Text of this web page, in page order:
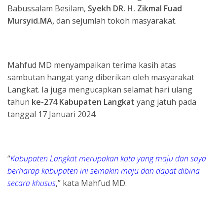
Babussalam Besilam, Syekh DR. H. Zikmal Fuad
Mursyid.MA,dan sejumlah tokoh masyarakat.
Mahfud MD menyampaikan terima kasih atas
sambutan hangat yang diberikan oleh masyarakat
Langkat. Ia juga mengucapkan selamat hari ulang
tahun ke-274 Kabupaten Langkat yang jatuh pada
tanggal 17 Januari 2024.
“Kabupaten Langkat merupakan kota yang maju dan saya
berharap kabupaten ini semakin maju dan dapat dibina
secara khusus,” kata Mahfud MD.